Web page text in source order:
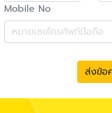
Mobile No
ส่งข้อ